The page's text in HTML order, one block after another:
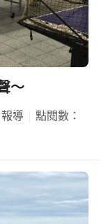
～
導
點閱數：